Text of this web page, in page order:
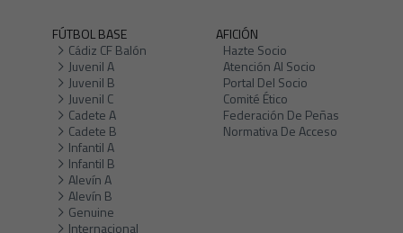
FÚTBOL BASE
Cádiz CF Balón
Juvenil A
Juvenil B
Juvenil C
Cadete A
Cadete B
Infantil A
Infantil B
Alevín A
Alevín B
Genuine
Internacional
AFICIÓN
Hazte Socio
Atención Al Socio
Portal Del Socio
Comité Ético
Federación De Peñas
Normativa De Acceso